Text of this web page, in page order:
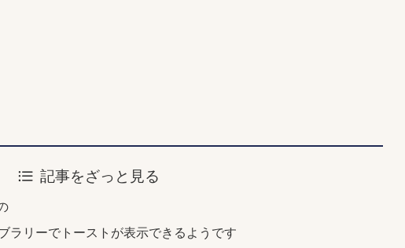
記事をざっと見る
リーでトーストが表示できるようです